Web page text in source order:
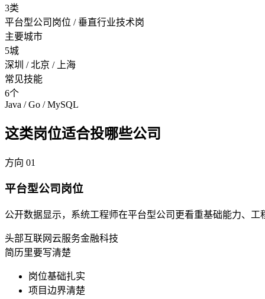
3类
平台型公司岗位 / 垂直行业技术岗
主要城市
5城
深圳 / 北京 / 上海
常见技能
6个
Java / Go / MySQL
这类岗位适合投哪些公司
方向 01
平台型公司岗位
公开数据显示，系统工程师在平台型公司更看重基础能力、工
头部互联网云服务金融科技
简历里要写清楚
岗位基础扎实
项目边界清楚